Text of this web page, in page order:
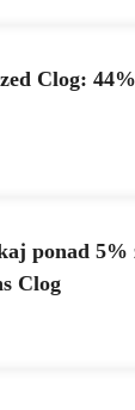
Clog:
ponad
Clog